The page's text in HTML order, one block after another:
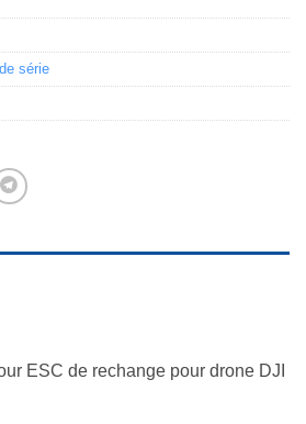
série
ESC de rechange pour drone DJI